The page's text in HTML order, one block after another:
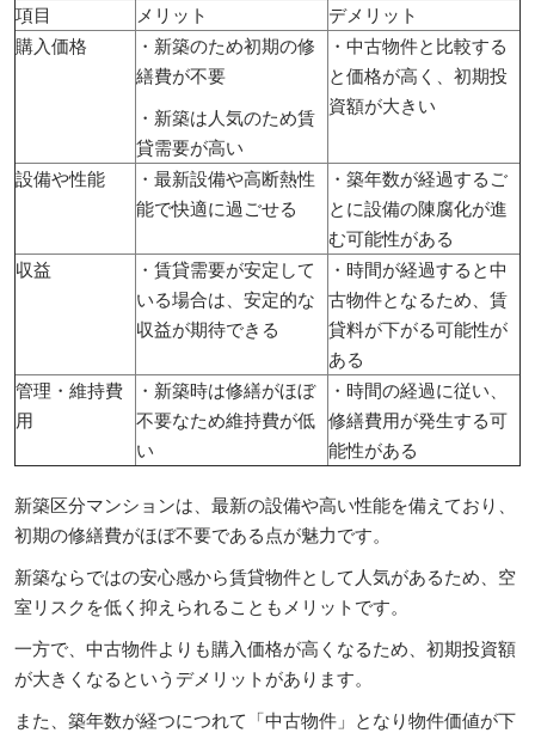
項目 メリット
デメリット
購入価格
・新築のため初期の修
繕費が不要
・新築は人気のため賃
貸需要が高い
・中古物件と比較する
と価格が高く、初期投
資額が大きい
設備や性能
・最新設備や高断熱性
能で快適に過ごせる
・築年数が経過するご
とに設備の陳腐化が進
む可能性がある
収益
・賃貸需要が安定して
いる場合は、安定的な
収益が期待できる
・時間が経過すると中
古物件となるため、賃
貸料が下がる可能性が
ある
管理・維持費
用
・新築時は修繕がほぼ
不要なため維持費が低
い
・時間の経過に従い、
修繕費用が発生する可
能性がある
新築区分マンションは、最新の設備や高い性能を備えており、
初期の修繕費がほぼ不要である点が魅力です。
新築ならではの安心感から賃貸物件として人気があるため、空
室リスクを低く抑えられることもメリットです。
一方で、中古物件よりも購入価格が高くなるため、初期投資額
が大きくなるというデメリットがあります。
また、築年数が経つにつれて「中古物件」となり物件価値が下